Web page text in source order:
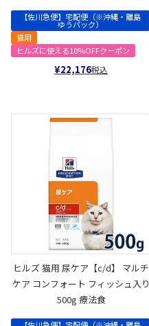
【佐川急便】宅配便（※沖縄・離島
ゆうパック）
猫用
ヒルズに使える10%OFFクーポン
¥22,176税込
ヒルズ 猫用 尿ケア【c/d】 マルチ
ケア コンフォート フィッシュ入り
500g 療法食